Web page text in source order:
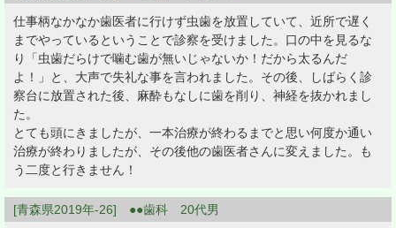
仕事柄なかなか歯医者に行けず虫歯を放置していて、近所で遅く
までやっているということで診察を受けました。口の中を見るな
り「虫歯だらけで噛む歯が無いじゃないか！だから太るんだ
よ！」と、大声で失礼な事を言われました。その後、しばらく診
察台に放置された後、麻酔もなしに歯を削り、神経を抜かれまし
た。
とても頭にきましたが、一本治療が終わるまでと思い何度か通い
治療が終わりましたが、その後他の歯医者さんに変えました。も
う二度と行きません！
[青森県2019年-26] ●●歯科 20代男